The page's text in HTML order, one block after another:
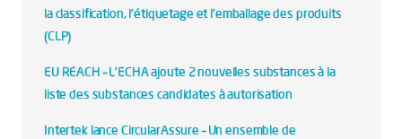
la classification, l'étiquetage et l'emballage des produits
(CLP)
EU REACH – L'ECHA ajoute 2 nouvelles substances à la
liste des substances candidates à autorisation
Intertek lance CircularAssure – Un ensemble de